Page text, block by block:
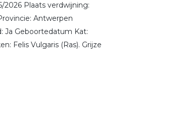
Plaats verdwijning:
Antwerpen
Ja Geboortedatum Kat:
Felis Vulgaris (Ras). Grijze